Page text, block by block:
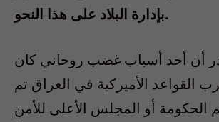
بإدارة البلاد على هذا النحو.
أن أحد أسباب غضب روحاني كان
القواعد الأميركية في العراق تم
الحكومة أو المجلس الأعلى للأمن